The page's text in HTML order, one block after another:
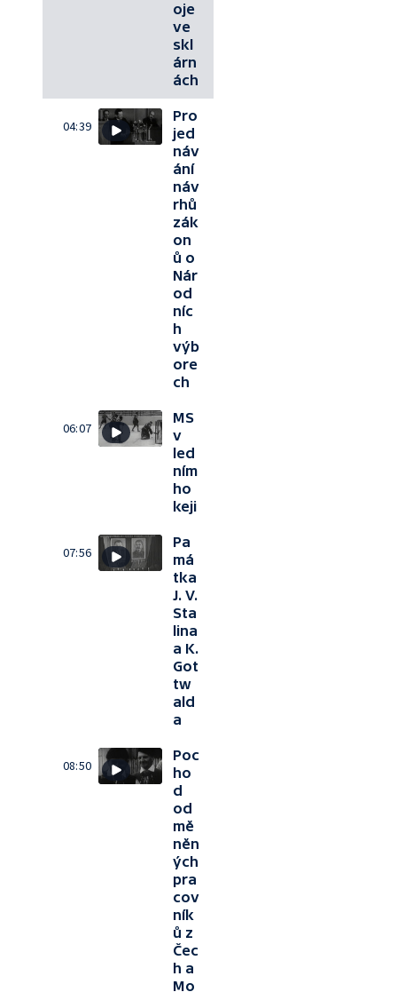
oje
ve
skl
árn
ách
04:39
Pro
jed
náv
ání
náv
rhů
zák
on
ů o
Nár
od
níc
h
výb
ore
ch
06:07
MS
v
led
ním
ho
keji
07:56
Pa
má
tka
J. V.
Sta
lina
a K.
Got
tw
ald
a
08:50
Poc
ho
d
od
mě
něn
ých
pra
cov
ník
ů z
Čec
h a
Mo